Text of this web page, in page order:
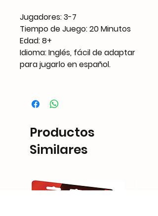
Jugadores: 3-7
Tiempo de Juego: 20 Minutos
Edad: 8+
Idioma: Inglés, fácil de adaptar
para jugarlo en español.
Productos
Similares